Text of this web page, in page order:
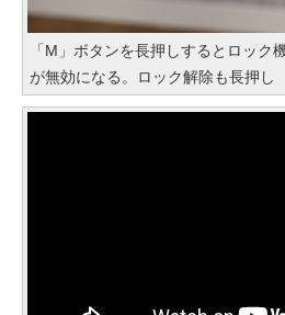
「M」ボタンを長押しするとロック
が無効になる。ロック解除も長押し